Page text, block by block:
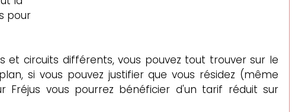
pour
et circuits différents, vous pouvez tout trouver sur le
si vous pouvez justifier que vous résidez (même
Fréjus vous pourrez bénéficier d'un tarif réduit sur